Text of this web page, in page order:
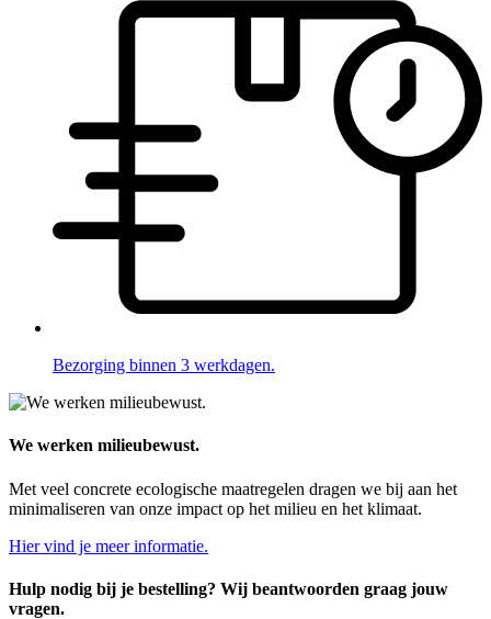
Bezorging binnen 3 werkdagen.
We werken milieubewust.
Met veel concrete ecologische maatregelen dragen we bij aan het
minimaliseren van onze impact op het milieu en het klimaat.
Hier vind je meer informatie.
Hulp nodig bij je bestelling? Wij beantwoorden graag jouw
vragen.